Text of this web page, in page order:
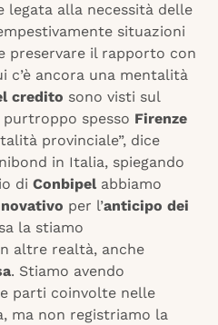
legata alla necessità delle
situazioni
preservare il rapporto con
c’è ancora una mentalità
credito sono visti sul
spesso Firenze
provinciale”, dice
in Italia, spiegando
di Conbipelabbiamo
per l’anticipo dei
la stiamo
altre realtà, anche
. Stiamo avendo
parti coinvolte nelle
ma non registriamo la